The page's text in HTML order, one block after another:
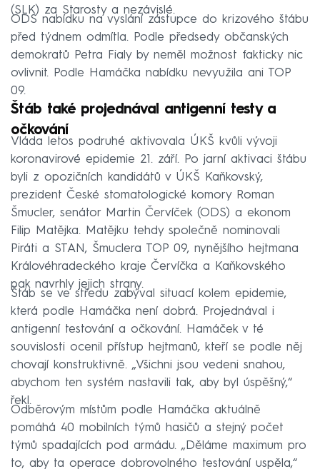
(SLK) za Starosty a nezávislé.
ODS nabídku na vyslání zástupce do krizového štábu
před týdnem odmítla. Podle předsedy občanských
demokratů Petra Fialy by neměl možnost fakticky nic
ovlivnit. Podle Hamáčka nabídku nevyužila ani TOP
09.
Štáb také projednával antigenní testy a
očkování
Vláda letos podruhé aktivovala ÚKŠ kvůli vývoji
koronavirové epidemie 21. září. Po jarní aktivaci štábu
byli z opozičních kandidátů v ÚKŠ Kaňkovský,
prezident České stomatologické komory Roman
Šmucler, senátor Martin Červíček (ODS) a ekonom
Filip Matějka. Matějku tehdy společně nominovali
Piráti a STAN, Šmuclera TOP 09, nynějšího hejtmana
Královéhradeckého kraje Červíčka a Kaňkovského
pak navrhly jejich strany.
Štáb se ve středu zabýval situací kolem epidemie,
která podle Hamáčka není dobrá. Projednával i
antigenní testování a očkování. Hamáček v té
souvislosti ocenil přístup hejtmanů, kteří se podle něj
chovají konstruktivně. „Všichni jsou vedeni snahou,
abychom ten systém nastavili tak, aby byl úspěšný,“
řekl.
Odběrovým místům podle Hamáčka aktuálně
pomáhá 40 mobilních týmů hasičů a stejný počet
týmů spadajících pod armádu. „Děláme maximum pro
to, aby ta operace dobrovolného testování uspěla,“